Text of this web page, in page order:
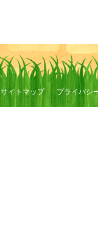
サイトマップ プライバシ